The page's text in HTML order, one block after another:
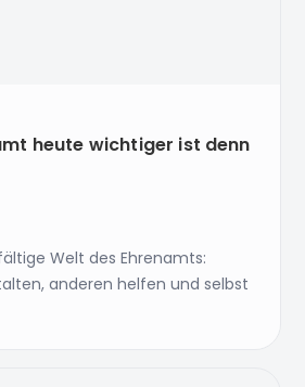
heute wichtiger ist denn
Welt des Ehrenamts:
anderen helfen und selbst